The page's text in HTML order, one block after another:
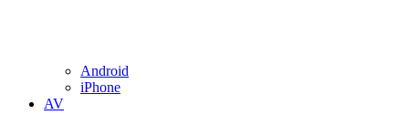
Android
iPhone
AV